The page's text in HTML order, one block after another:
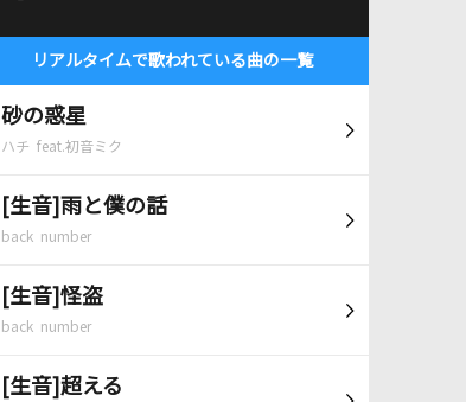
リアルタイムで歌われている曲の一覧
砂の惑星
ハチ feat.初音ミク
[生音]雨と僕の話
back number
[生音]怪盗
back number
[生音]超える